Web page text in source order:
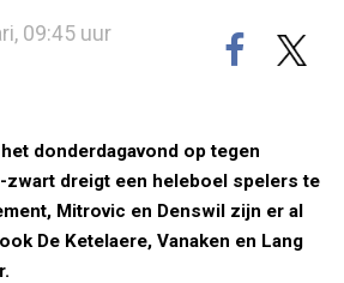
09:45 uur
donderdagavond op tegen
zwart dreigt een heleboel spelers te
Mitrovic en Denswil zijn er al
De Ketelaere, Vanaken en Lang